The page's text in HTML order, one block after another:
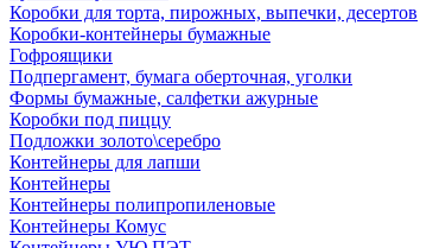
Коробки для торта, пирожных, выпечки, десертов
Коробки-контейнеры бумажные
Гофроящики
Подпергамент, бумага оберточная, уголки
Формы бумажные, салфетки ажурные
Коробки под пиццу
Подложки золото\серебро
Контейнеры для лапши
Контейнеры
Контейнеры полипропиленовые
Контейнеры Комус